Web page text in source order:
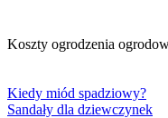
Koszty ogrodzenia
Kiedy miód spadziowy?
Sandały dla dziewczynek